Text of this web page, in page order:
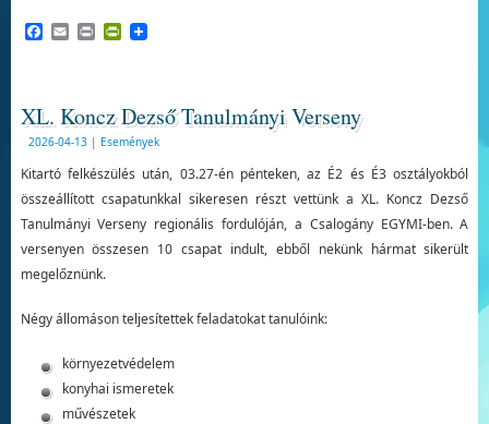
Facebook
EmailPrintPrintFriendly
XL. Koncz Dezső Tanulmányi Verseny
2026-04-13 | Események
Kitartó felkészülés után, 03.27-én pénteken, az É2 és É3 osztályokból
összeállított csapatunkkal sikeresen részt vettünk a XL. Koncz Dezső
Tanulmányi Verseny regionális fordulóján, a Csalogány EGYMI-ben. A
versenyen összesen 10 csapat indult, ebből nekünk hármat sikerült
megelőznünk.
Négy állomáson teljesítettek feladatokat tanulóink:
környezetvédelem
konyhai ismeretek
művészetek